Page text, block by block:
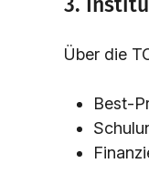
Über die
Best-